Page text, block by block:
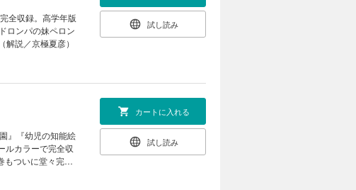
ロンパの妹ペロン
説／京極夏彦）
試し読み
ルカラーで完全収
もついに堂々完結
カートに入れる
試し読み